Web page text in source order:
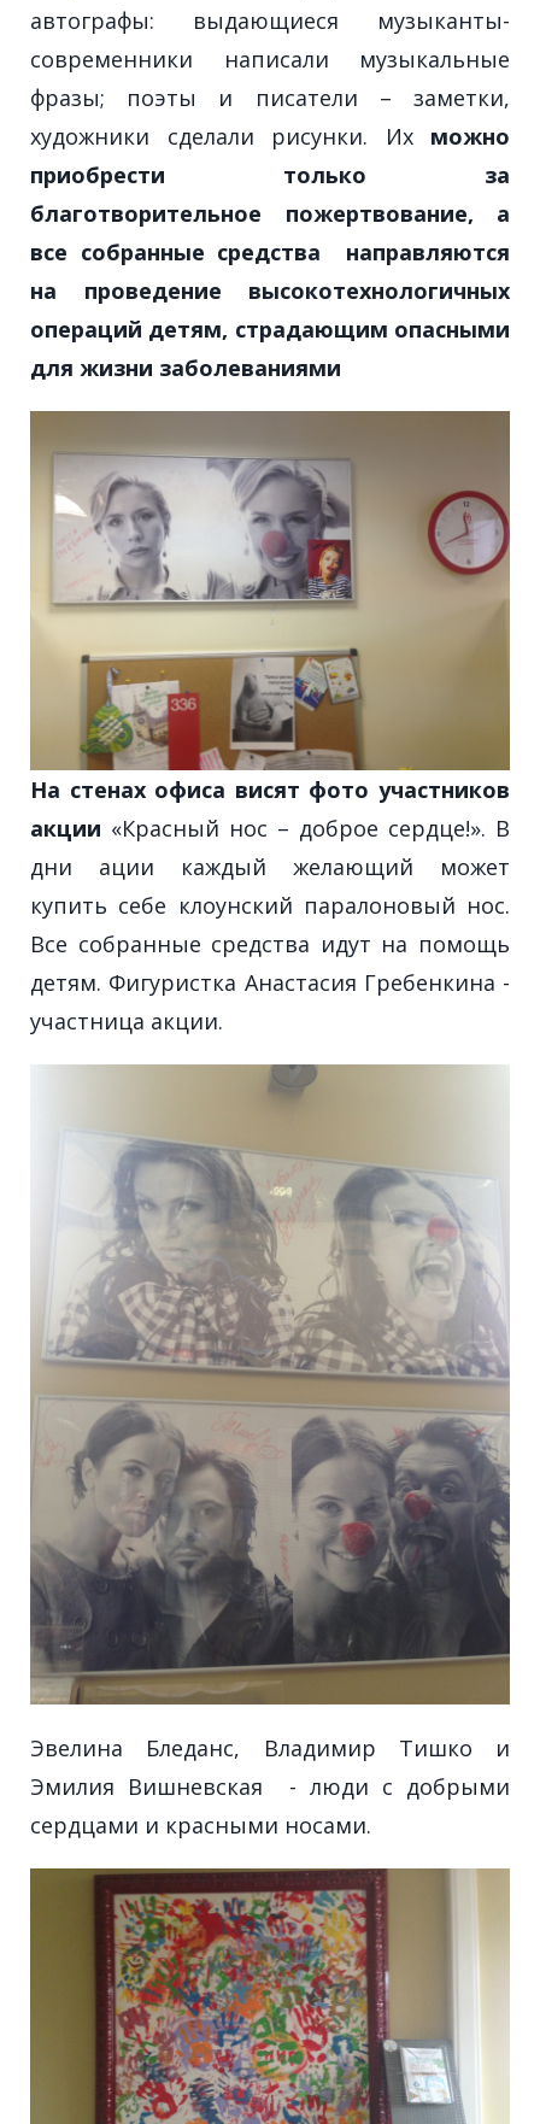
автографы: выдающиеся музыканты-
современники написали музыкальные
фразы; поэты и писатели – заметки,
художники сделали рисунки. Их можно
приобрести только за
благотворительное пожертвование, а
все собранные средства направляются
на проведение высокотехнологичных
операций детям, страдающим опасными
для жизни заболеваниями
На стенах офиса висят фото участников
акции «Красный нос – доброе сердце!». В
дни ации каждый желающий может
купить себе клоунский паралоновый нос.
Все собранные средства идут на помощь
детям. Фигуристка Анастасия Гребенкина -
участница акции.
Эвелина Бледанс, Владимир Тишко и
Эмилия Вишневская - люди с добрыми
сердцами и красными носами.